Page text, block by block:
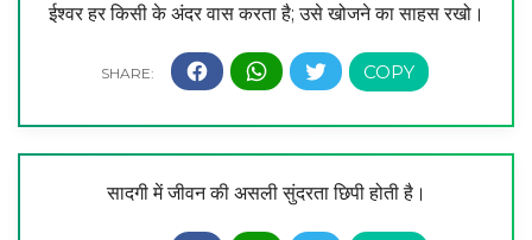
ईश्वर हर किसी के अंदर वास करता है; उसे खोजने का साहस रखो।
सादगी में जीवन की असली सुंदरता छिपी होती है।